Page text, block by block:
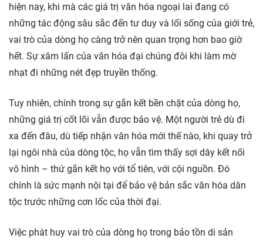
hiện nay, khi mà các giá trị văn hóa ngoại lai đang có
những tác động sâu sắc đến tư duy và lối sống của giới trẻ,
vai trò của dòng họ càng trở nên quan trọng hơn bao giờ
hết. Sự xâm lấn của văn hóa đại chúng đôi khi làm mờ
nhạt đi những nét đẹp truyền thống.
Tuy nhiên, chính trong sự gắn kết bền chặt của dòng họ,
những giá trị cốt lõi vẫn được bảo vệ. Một người trẻ dù đi
xa đến đâu, dù tiếp nhận văn hóa mới thế nào, khi quay trở
lại ngôi nhà của dòng tộc, họ vẫn tìm thấy sợi dây kết nối
vô hình – thứ gắn kết họ với tổ tiên, với cội nguồn. Đó
chính là sức mạnh nội tại để bảo vệ bản sắc văn hóa dân
tộc trước những cơn lốc của thời đại.
Việc phát huy vai trò của dòng họ trong bảo tồn di sản